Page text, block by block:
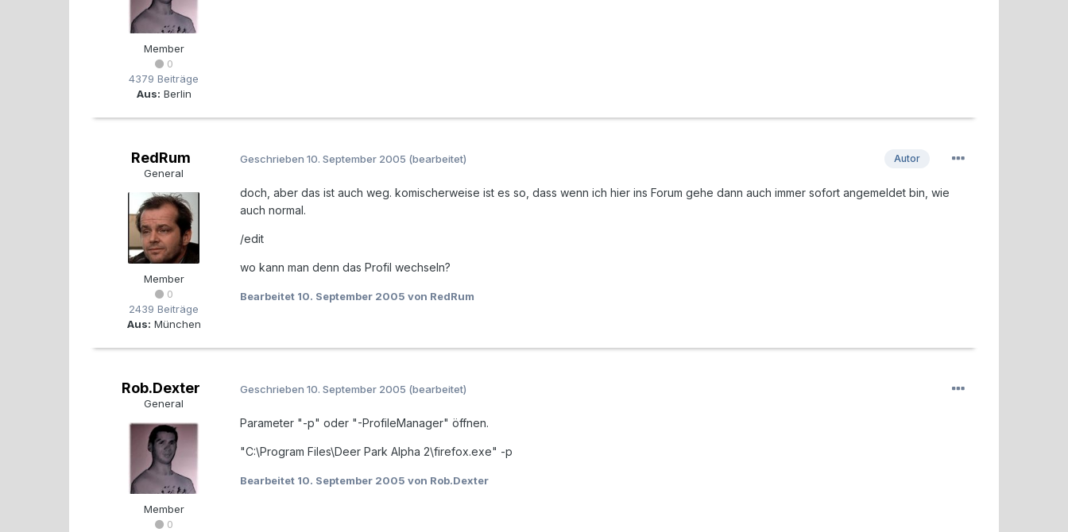
Member
0
4379 Beiträge
Aus: Berlin
RedRum
General
Member
0
2439 Beiträge
Aus: München
Autor
Geschrieben 10. September 2005 (bearbeitet)
doch, aber das ist auch weg. komischerweise ist es so, dass wenn ich hier ins Forum gehe dann auch immer sofort angemeldet bin, wie
auch normal.
/edit
wo kann man denn das Profil wechseln?
Bearbeitet 10. September 2005 von RedRum
Rob.Dexter
General
Member
0
Geschrieben 10. September 2005 (bearbeitet)
Parameter "-p" oder "-ProfileManager" öffnen.
"C:\Program Files\Deer Park Alpha 2\firefox.exe" -p
Bearbeitet 10. September 2005 von Rob.Dexter